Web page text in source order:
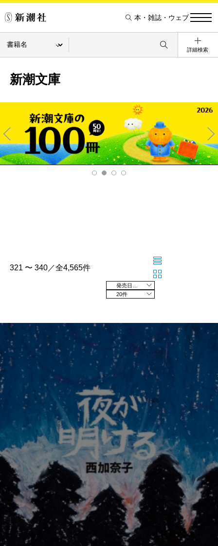
本・雑誌・ウェブ
詳細検索
新潮文庫
Pre
v
Ne
xt
321 〜 340／全4,565件
20件